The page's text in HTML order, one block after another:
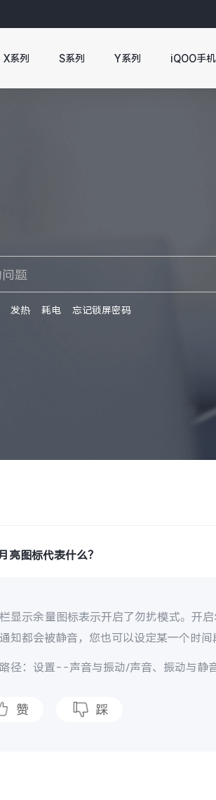
X系列 S系列 Y系列 iQOO手机
发热 耗电 忘记锁屏密码
亮图标代表什么？
显示余量图标表示开启了勿扰模式。开
知都会被静音，您也可以设定某一个时间
径：设置--声音与振动/声音、振动与静
赞 踩